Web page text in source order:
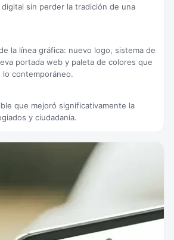
sin perder la tradición de una
la línea gráfica: nuevo logo, sistema de
portada web y paleta de colores que
lo contemporáneo.
que mejoró significativamente la
y ciudadanía.